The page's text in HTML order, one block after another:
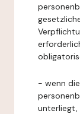
- wenn
unterliegt,